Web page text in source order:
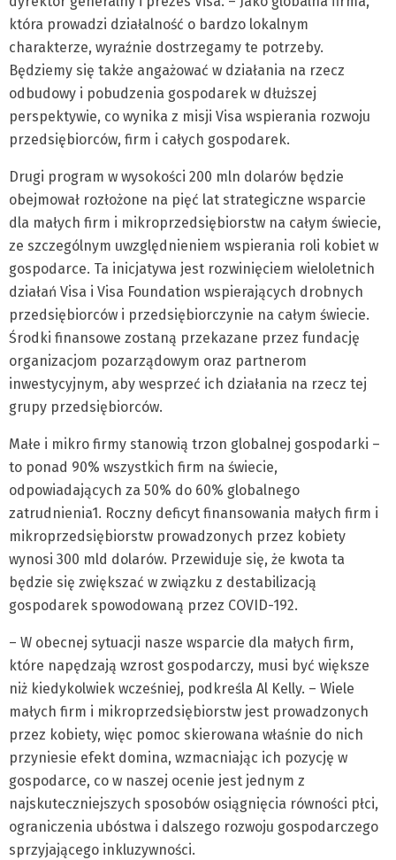
która prowadzi działalność o bardzo lokalnym
charakterze, wyraźnie dostrzegamy te potrzeby.
Będziemy się także angażować w działania na rzecz
odbudowy i pobudzenia gospodarek w dłuższej
perspektywie, co wynika z misji Visa wspierania rozwoju
przedsiębiorców, firm i całych gospodarek.
Drugi program w wysokości 200 mln dolarów będzie
obejmował rozłożone na pięć lat strategiczne wsparcie
dla małych firm i mikroprzedsiębiorstw na całym świecie,
ze szczególnym uwzględnieniem wspierania roli kobiet w
gospodarce. Ta inicjatywa jest rozwinięciem wieloletnich
działań Visa i Visa Foundation wspierających drobnych
przedsiębiorców i przedsiębiorczynie na całym świecie.
Środki finansowe zostaną przekazane przez fundację
organizacjom pozarządowym oraz partnerom
inwestycyjnym, aby wesprzeć ich działania na rzecz tej
grupy przedsiębiorców.
Małe i mikro firmy stanowią trzon globalnej gospodarki –
to ponad 90% wszystkich firm na świecie,
odpowiadających za 50% do 60% globalnego
zatrudnienia1. Roczny deficyt finansowania małych firm i
mikroprzedsiębiorstw prowadzonych przez kobiety
wynosi 300 mld dolarów. Przewiduje się, że kwota ta
będzie się zwiększać w związku z destabilizacją
gospodarek spowodowaną przez COVID-192.
– W obecnej sytuacji nasze wsparcie dla małych firm,
które napędzają wzrost gospodarczy, musi być większe
niż kiedykolwiek wcześniej, podkreśla Al Kelly. – Wiele
małych firm i mikroprzedsiębiorstw jest prowadzonych
przez kobiety, więc pomoc skierowana właśnie do nich
przyniesie efekt domina, wzmacniając ich pozycję w
gospodarce, co w naszej ocenie jest jednym z
najskuteczniejszych sposobów osiągnięcia równości płci,
ograniczenia ubóstwa i dalszego rozwoju gospodarczego
sprzyjającego inkluzywności.